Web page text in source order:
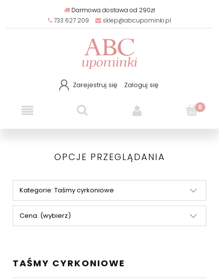
Darmowa dostawa od 290zł
733 627 209
sklep@abcupominki.pl
Zarejestruj się Zaloguj się
OPCJE PRZEGLĄDANIA
Kategorie: Taśmy cyrkoniowe
Cena: (wybierz)
TAŚMY CYRKONIOWE